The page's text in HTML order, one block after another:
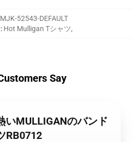
52543-DEFAULT
: Hot Mulligan Tシャツ,
Say
いMULLIGANのバンド
RB0712